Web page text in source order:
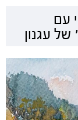
עם
עגנון